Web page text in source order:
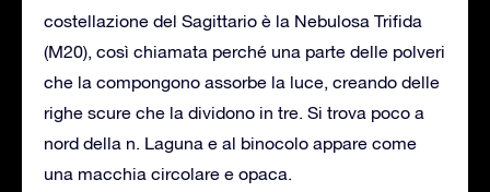
costellazione del Sagittario è la Nebulosa Trifida
(M20), così chiamata perché una parte delle polveri
che la compongono assorbe la luce, creando delle
righe scure che la dividono in tre. Si trova poco a
nord della n. Laguna e al binocolo appare come
una macchia circolare e opaca.